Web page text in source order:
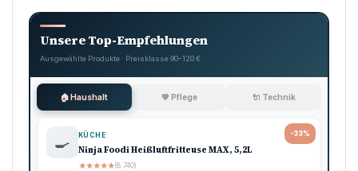
Unsere Top-Empfehlungen
Ausgewählte Produkte · Preisklasse 90–120 €
🏠 Haushalt 💖 Pflege 🔌 Technik
-33%
🍳 KÜCHE
Ninja Foodi Heißluftfritteuse MAX, 5,2L
★★★★★(8.740)